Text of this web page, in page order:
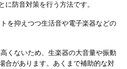
に防音対策を行う方法です。
を抑えつつ生活音や電子楽器などの
くないため、生楽器の大音量や振動
合があります。あくまで補助的な対